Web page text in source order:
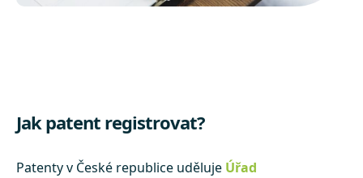
Jak patent registrovat?
Patenty v České republice uděluje Úřad